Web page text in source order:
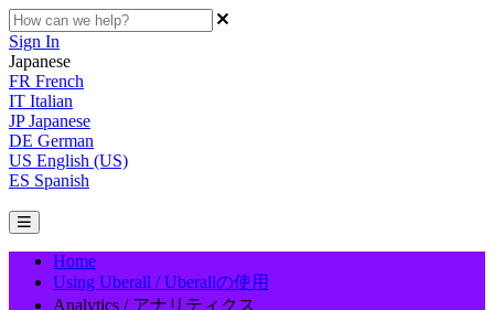
Sign In
Japanese
FR French
IT Italian
JP Japanese
DE German
US English (US)
ES Spanish
Home
Using Uberall / Uberallの使用
Analytics / アナリティクス